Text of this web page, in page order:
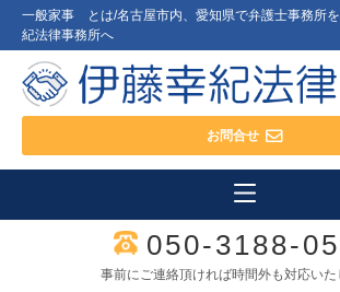
一般家事 とは/名古屋市内、愛知県で弁護士事務所
紀法律事務所へ
お問合せ
050-3188-
事前にご連絡頂ければ時間外も対応いた